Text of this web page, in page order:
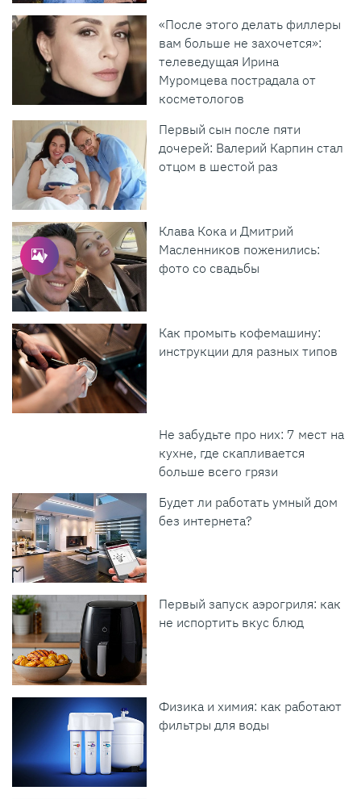
«После этого делать филлеры
вам больше не захочется»:
телеведущая Ирина
Муромцева пострадала от
косметологов
Первый сын после пяти
дочерей: Валерий Карпин стал
отцом в шестой раз
Клава Кока и Дмитрий
Масленников поженились:
фото со свадьбы
Как промыть кофемашину:
инструкции для разных типов
Не забудьте про них: 7 мест на
кухне, где скапливается
больше всего грязи
Будет ли работать умный дом
без интернета?
Первый запуск аэрогриля: как
не испортить вкус блюд
Физика и химия: как работают
фильтры для воды